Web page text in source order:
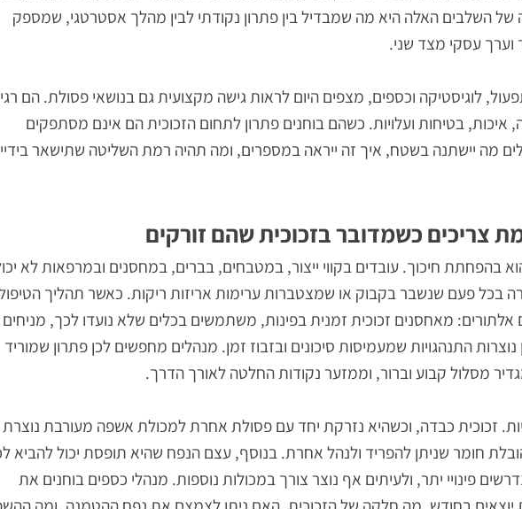
הפסולת, מי נוגע בה בדרך, היכן מתרחשות שבירות, ומהי ההשפעה על שגרה, עלויות
האלה היא מה שמבדיל בין פתרון נקודתי לבין מהלך אסטרטגי, שמספק
לוגיסטיקה וכספים, מצפים היום לראות גישה מקצועית גם בנושאי פסולת. הם רגילים
בטיחות ועלויות. כשהם בוחנים פתרון לתחום הזכוכית הם אינם מסתפקים
יישתנה בשטח, איך זה ייראה במספרים, ומה תהיה רמת השליטה שתישאר בידיים
כשמדובר בזכוכית שהם זורקים
חיכוך. עובדים בקווי ייצור, במטבחים, בברים, במחסנים ובמרפאות לא יכולים
פעם שנשבר בקבוק או שמצטברות ערימות אריזות ריקות. כאשר תהליך הטיפול
מאחסנים זכוכית זמנית בפינות, משתמשים בכלים שלא נועדו לכך, מניחים
התנהגויות שמעמיסות סיכונים ובזבוז זמן. מנהלים מחפשים לכן פתרון שמוריד את
כבדה, וכשהיא נזרקת יחד עם פסולת אחרת למכולת אשפה מעורבת נוצרת
שניתן להפריד ולנהל אחרת. בנוסף, עצם הנפח שהיא תופסת יכול להביא לכך